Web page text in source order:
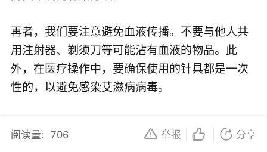
再者，我们要注意避免血液传播。不要与他人共
用注射器、剃须刀等可能沾有血液的物品。此
外，在医疗操作中，要确保使用的针具都是一次
性的，以避免感染艾滋病病毒。
染了艾滋病病毒，可以通过药物治疗来降低母婴
阅读量: 706 举报 分享